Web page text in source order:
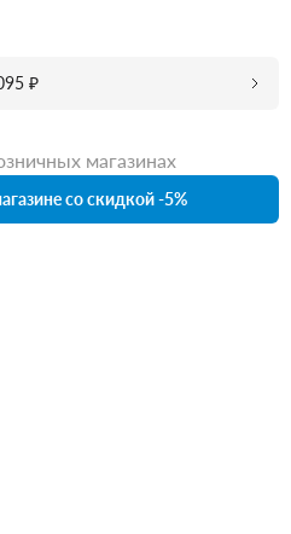
₽
магазинах
со скидкой -5%